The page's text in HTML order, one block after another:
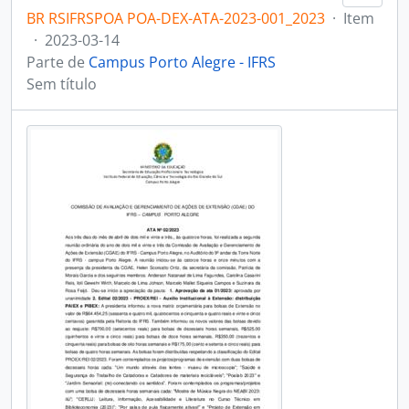
BR RSIFRSPOA POA-DEX-ATA-2023-001_2023 · Item
· 2023-03-14
Parte de Campus Porto Alegre - IFRS
Sem título